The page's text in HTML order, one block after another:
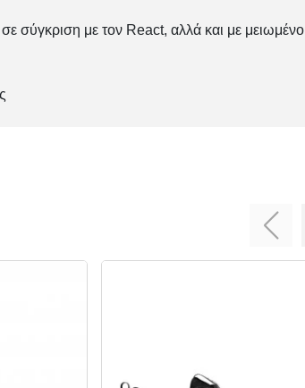
σύγκριση με τον React, αλλά και με μειωμένο